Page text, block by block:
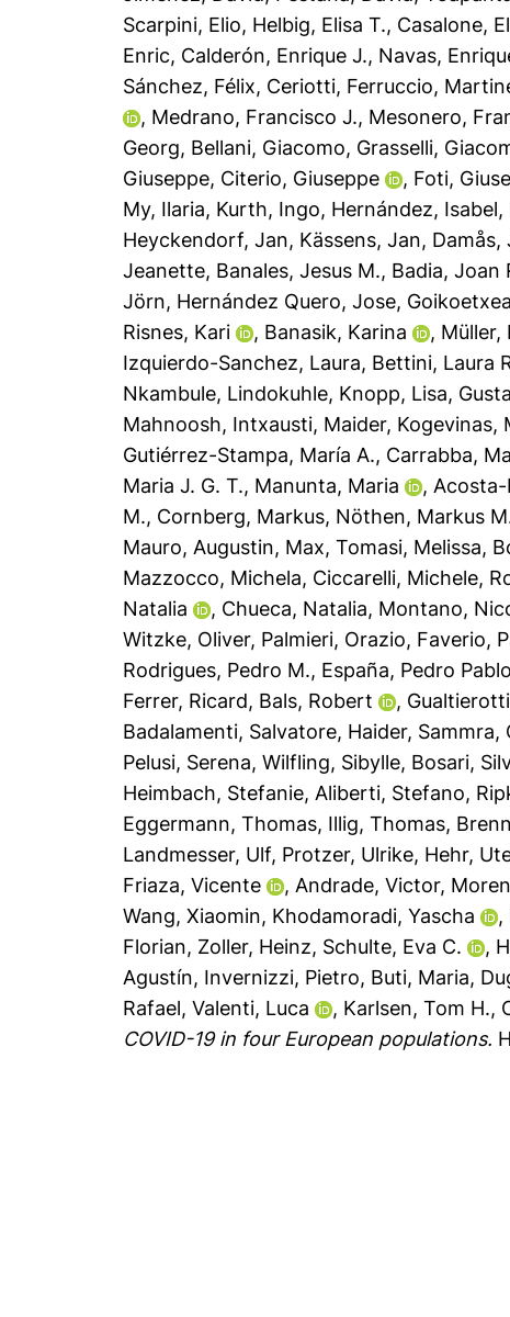
Scarpini, Elio, Helbig, Elisa T., Casalone,
Enric, Calderón, Enrique J., Navas,
Sánchez, Félix, Ceriotti, Ferruccio,
, Medrano, Francisco J., Mesonero,
Georg, Bellani, Giacomo, Grasselli,
Giuseppe, Citerio, Giuseppe , Foti,
My, Ilaria, Kurth, Ingo, Hernández, Isabel,
Heyckendorf, Jan, Kässens, Jan, Damås,
Jeanette, Banales, Jesus M., Badia, Joan
Jörn, Hernández Quero, Jose,
Risnes, Kari
, Banasik, Karina , Müller,
Izquierdo-Sanchez, Laura, Bettini, Laura
Nkambule, Lindokuhle, Knopp, Lisa,
Mahnoosh, Intxausti, Maider, Kogevinas,
Gutiérrez-Stampa, María A., Carrabba,
Maria J. G. T., Manunta, Maria ,
M., Cornberg, Markus, Nöthen, Markus
Mauro, Augustin, Max,Tomasi, Melissa,
Mazzocco, Michela, Ciccarelli, Michele,
Natalia
, Chueca, Natalia, Montano,
Witzke, Oliver, Palmieri, Orazio, Faverio,
Rodrigues, Pedro M., España, Pedro Pablo
Ferrer, Ricard, Bals, Robert ,
Badalamenti, Salvatore, Haider, Sammra,
Pelusi, Serena,Wilfling, Sibylle, Bosari,
Heimbach, Stefanie, Aliberti, Stefano,
Eggermann, Thomas, Illig, Thomas,
Landmesser, Ulf, Protzer, Ulrike, Hehr,
Friaza, Vicente
, Andrade, Victor,
Wang, Xiaomin, Khodamoradi, Yascha ,
Florian, Zoller, Heinz, Schulte, Eva C. ,
Agustín, Invernizzi, Pietro, Buti, Maria,
Rafael,Valenti, Luca , Karlsen, Tom H.,
COVID-19 in four European populations.